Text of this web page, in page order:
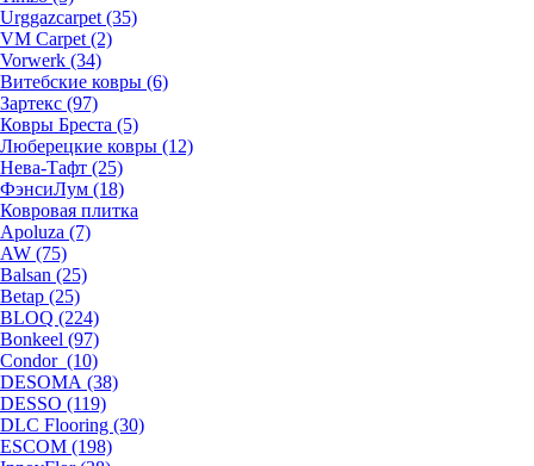
Urggazcarpet (35)
VM Carpet (2)
Vorwerk (34)
Витебские ковры (6)
Зартекс (97)
Ковры Бреста (5)
Люберецкие ковры (12)
Нева-Тафт (25)
ФэнсиЛум (18)
Ковровая плитка
Apoluza (7)
AW (75)
Balsan (25)
Betap (25)
BLOQ (224)
Bonkeel (97)
Condor (10)
DESOMA (38)
DESSO (119)
DLC Flooring (30)
ESCOM (198)